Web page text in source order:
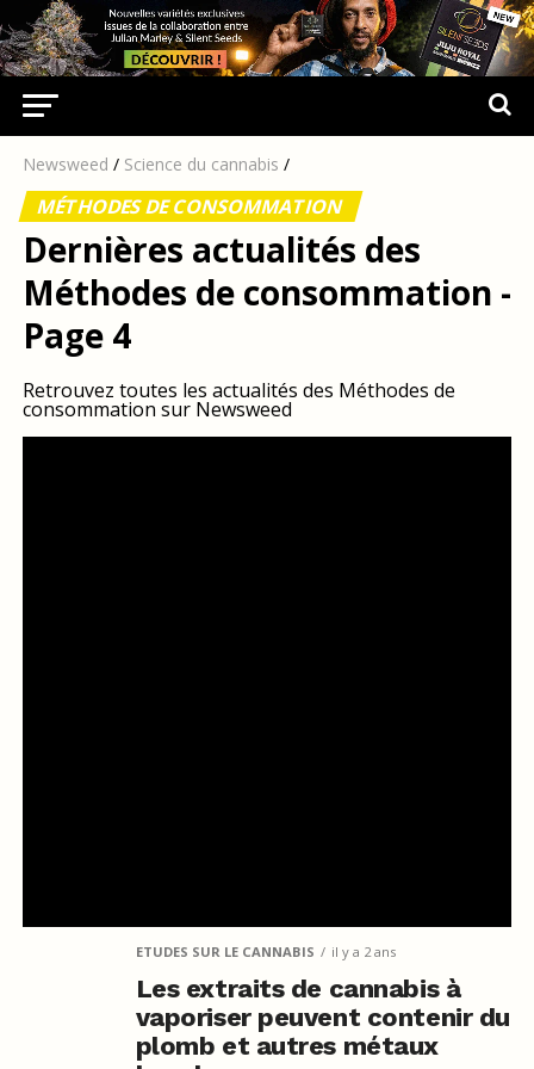
Newsweed / Science du cannabis /
MÉTHODES DE CONSOMMATION
Dernières actualités des
Méthodes de consommation -
Page 4
Retrouvez toutes les actualités des Méthodes de
consommation sur Newsweed
ETUDES SUR LE CANNABIS il y a 2 ans
Les extraits de cannabis à
vaporiser peuvent contenir du
plomb et autres métaux